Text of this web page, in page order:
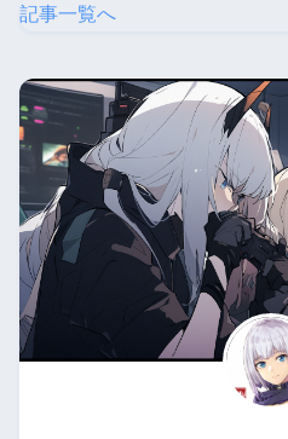
記事一覧へ